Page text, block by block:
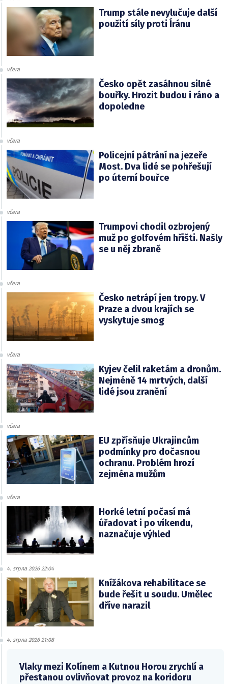
Trump stále nevylučuje další
použití síly proti Íránu
včera
Česko opět zasáhnou silné
bouřky. Hrozit budou i ráno a
dopoledne
včera
Policejní pátrání na jezeře
Most. Dva lidé se pohřešují
po úterní bouřce
včera
Trumpovi chodil ozbrojený
muž po golfovém hřišti. Našly
se u něj zbraně
včera
Česko netrápí jen tropy. V
Praze a dvou krajích se
vyskytuje smog
včera
Kyjev čelil raketám a dronům.
Nejméně 14 mrtvých, další
lidé jsou zranění
včera
EU zpřísňuje Ukrajincům
podmínky pro dočasnou
ochranu. Problém hrozí
zejména mužům
včera
Horké letní počasí má
úřadovat i po víkendu,
naznačuje výhled
4. srpna 2026 22:04
Knížákova rehabilitace se
bude řešit u soudu. Umělec
dříve narazil
4. srpna 2026 21:08
Vlaky mezi Kolínem a Kutnou Horou zrychlí a
přestanou ovlivňovat provoz na koridoru